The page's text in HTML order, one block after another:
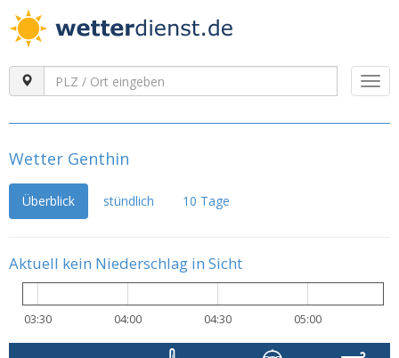
Wetter Genthin
Überblick stündlich 10 Tage
Aktuell kein Niederschlag in Sicht
03:30 04:00 04:30 05:00